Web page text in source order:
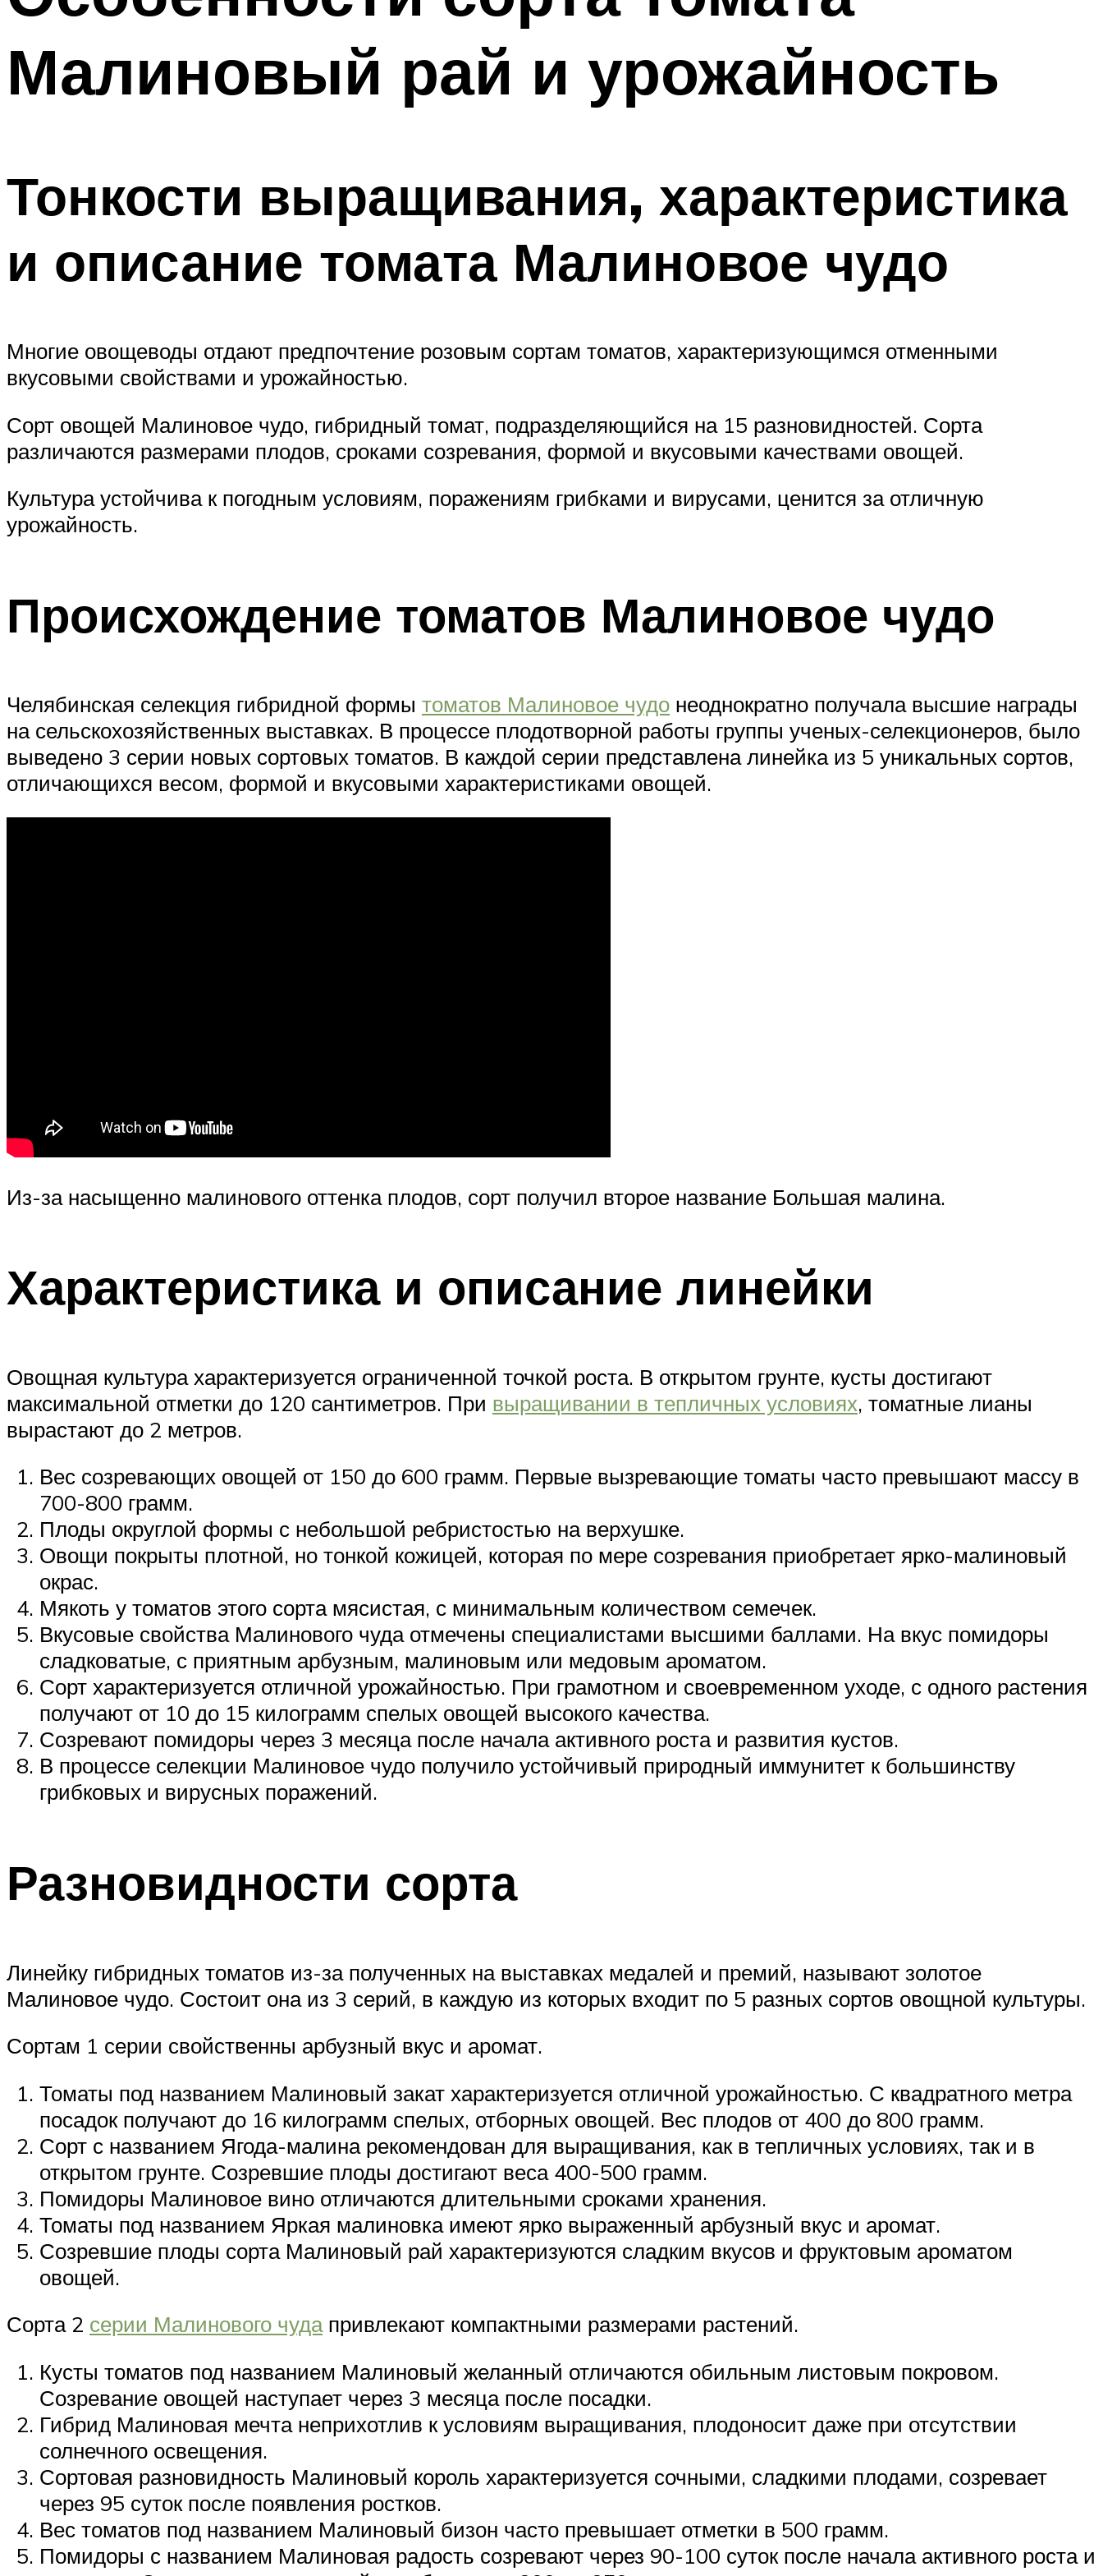
Малиновый рай и урожайность
Тонкости выращивания, характеристика
и описание томата Малиновое чудо
Многие овощеводы отдают предпочтение розовым сортам томатов, характеризующимся отменными
вкусовыми свойствами и урожайностью.
Сорт овощей Малиновое чудо, гибридный томат, подразделяющийся на 15 разновидностей. Сорта
различаются размерами плодов, сроками созревания, формой и вкусовыми качествами овощей.
Культура устойчива к погодным условиям, поражениям грибками и вирусами, ценится за отличную
урожайность.
Происхождение томатов Малиновое чудо
Челябинская селекция гибридной формы томатов Малиновое чудо неоднократно получала высшие награды
на сельскохозяйственных выставках. В процессе плодотворной работы группы ученых-селекционеров, было
выведено 3 серии новых сортовых томатов. В каждой серии представлена линейка из 5 уникальных сортов,
отличающихся весом, формой и вкусовыми характеристиками овощей.
Из-за насыщенно малинового оттенка плодов, сорт получил второе название Большая малина.
Характеристика и описание линейки
Овощная культура характеризуется ограниченной точкой роста. В открытом грунте, кусты достигают
максимальной отметки до 120 сантиметров. При выращивании в тепличных условиях, томатные лианы
вырастают до 2 метров.
Вес созревающих овощей от 150 до 600 грамм. Первые вызревающие томаты часто превышают массу в
700-800 грамм.
Плоды округлой формы с небольшой ребристостью на верхушке.
Овощи покрыты плотной, но тонкой кожицей, которая по мере созревания приобретает ярко-малиновый
окрас.
Мякоть у томатов этого сорта мясистая, с минимальным количеством семечек.
Вкусовые свойства Малинового чуда отмечены специалистами высшими баллами. На вкус помидоры
сладковатые, с приятным арбузным, малиновым или медовым ароматом.
Сорт характеризуется отличной урожайностью. При грамотном и своевременном уходе, с одного растения
получают от 10 до 15 килограмм спелых овощей высокого качества.
Созревают помидоры через 3 месяца после начала активного роста и развития кустов.
В процессе селекции Малиновое чудо получило устойчивый природный иммунитет к большинству
грибковых и вирусных поражений.
Разновидности сорта
Линейку гибридных томатов из-за полученных на выставках медалей и премий, называют золотое
Малиновое чудо. Состоит она из 3 серий, в каждую из которых входит по 5 разных сортов овощной культуры.
Сортам 1 серии свойственны арбузный вкус и аромат.
Томаты под названием Малиновый закат характеризуется отличной урожайностью. С квадратного метра
посадок получают до 16 килограмм спелых, отборных овощей. Вес плодов от 400 до 800 грамм.
Сорт с названием Ягода-малина рекомендован для выращивания, как в тепличных условиях, так и в
открытом грунте. Созревшие плоды достигают веса 400-500 грамм.
Помидоры Малиновое вино отличаются длительными сроками хранения.
Томаты под названием Яркая малиновка имеют ярко выраженный арбузный вкус и аромат.
Созревшие плоды сорта Малиновый рай характеризуются сладким вкусов и фруктовым ароматом
овощей.
Сорта 2 серии Малинового чудапривлекают компактными размерами растений.
Кусты томатов под названием Малиновый желанный отличаются обильным листовым покровом.
Созревание овощей наступает через 3 месяца после посадки.
Гибрид Малиновая мечта неприхотлив к условиям выращивания, плодоносит даже при отсутствии
солнечного освещения.
Сортовая разновидность Малиновый король характеризуется сочными, сладкими плодами, созревает
через 95 суток после появления ростков.
Вес томатов под названием Малиновый бизон часто превышает отметки в 500 грамм.
Помидоры с названием Малиновая радость созревают через 90-100 суток после начала активного роста и